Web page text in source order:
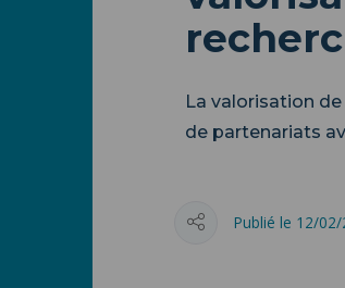
La valorisation
de partenariats
Publié le 12/